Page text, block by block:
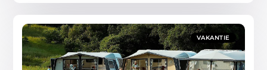
VAKANTIE